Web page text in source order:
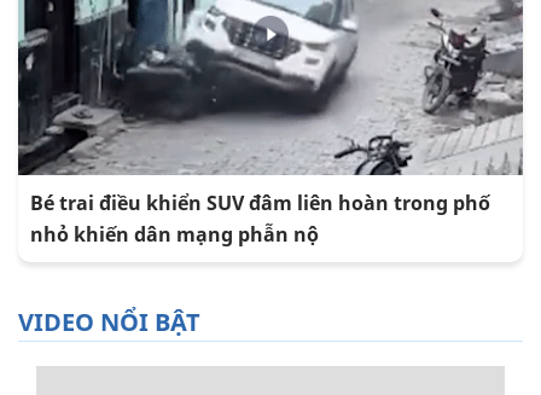
Bé trai điều khiển SUV đâm liên hoàn trong phố
nhỏ khiến dân mạng phẫn nộ
VIDEO NỔI BẬT